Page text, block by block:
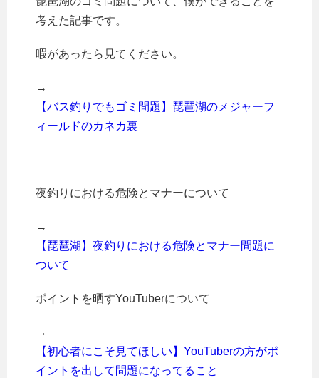
考えた記事です。
暇があったら見てください。
→
【バス釣りでもゴミ問題】琵琶湖のメジャーフ
ィールドのカネカ裏
夜釣りにおける危険とマナーについて
→
【琵琶湖】夜釣りにおける危険とマナー問題に
ついて
ポイントを晒すYouTuberについて
→
【初心者にこそ見てほしい】YouTuberの方がポ
イントを出して問題になってること